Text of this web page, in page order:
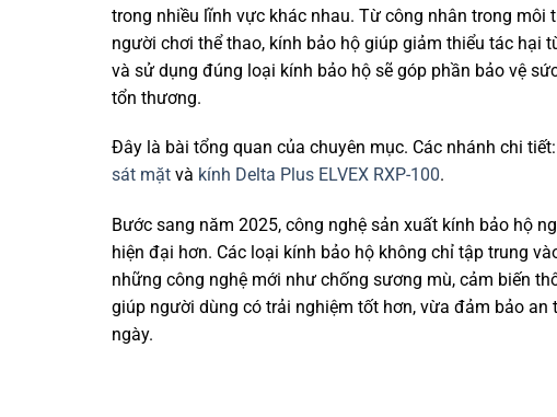
trong nhiều lĩnh vực khác nhau. Từ công nhân trong môi
người chơi thể thao, kính bảo hộ giúp giảm thiểu tác hại
và sử dụng đúng loại kính bảo hộ sẽ góp phần bảo vệ
tổn thương.
Đây là bài tổng quan của chuyên mục. Các nhánh chi tiết:
sát mặt và kính Delta Plus ELVEX RXP-100.
Bước sang năm 2025, công nghệ sản xuất kính bảo hộ
hiện đại hơn. Các loại kính bảo hộ không chỉ tập trung
những công nghệ mới như chống sương mù, cảm biến
giúp người dùng có trải nghiệm tốt hơn, vừa đảm bảo
ngày.